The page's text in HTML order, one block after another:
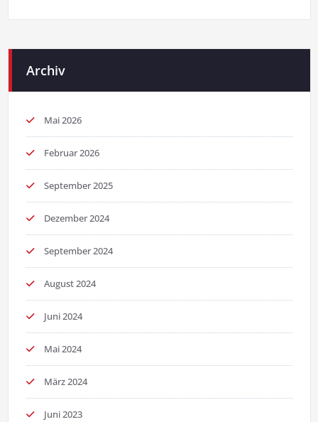
Archiv
Mai 2026
Februar 2026
September 2025
Dezember 2024
September 2024
August 2024
Juni 2024
Mai 2024
März 2024
Juni 2023